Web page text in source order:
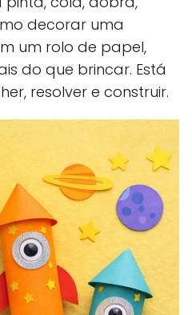
decorar uma
um rolo de papel,
do que brincar. Está
resolver e construir.